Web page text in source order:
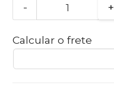
- +
Calcular o frete